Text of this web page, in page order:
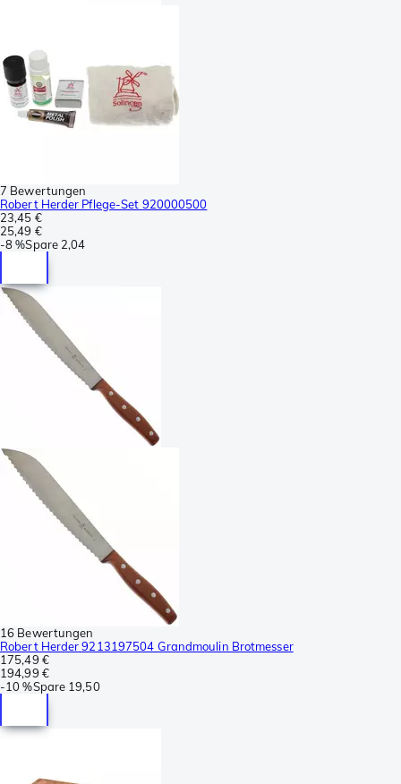
7 Bewertungen
Robert Herder Pflege-Set 920000500
23,45 €
25,49 €
-8 %Spare 2,04
16 Bewertungen
Robert Herder 9213197504 Grandmoulin Brotmesser
175,49 €
194,99 €
-10 %Spare 19,50